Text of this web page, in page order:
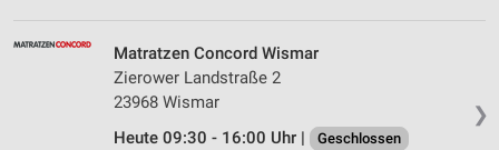
❯
Matratzen Concord Wismar
Zierower Landstraße 2
23968 Wismar
Heute 09:30 - 16:00 Uhr |
Geschlossen